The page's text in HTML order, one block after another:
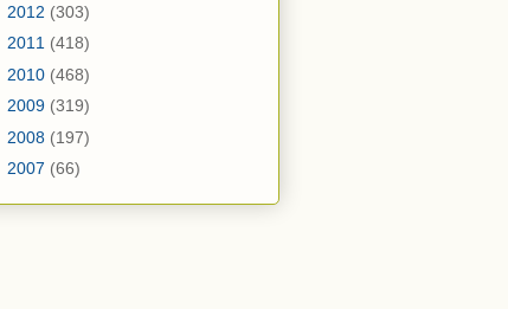
2012 (303)
2011 (418)
2010 (468)
2009 (319)
2008 (197)
2007 (66)